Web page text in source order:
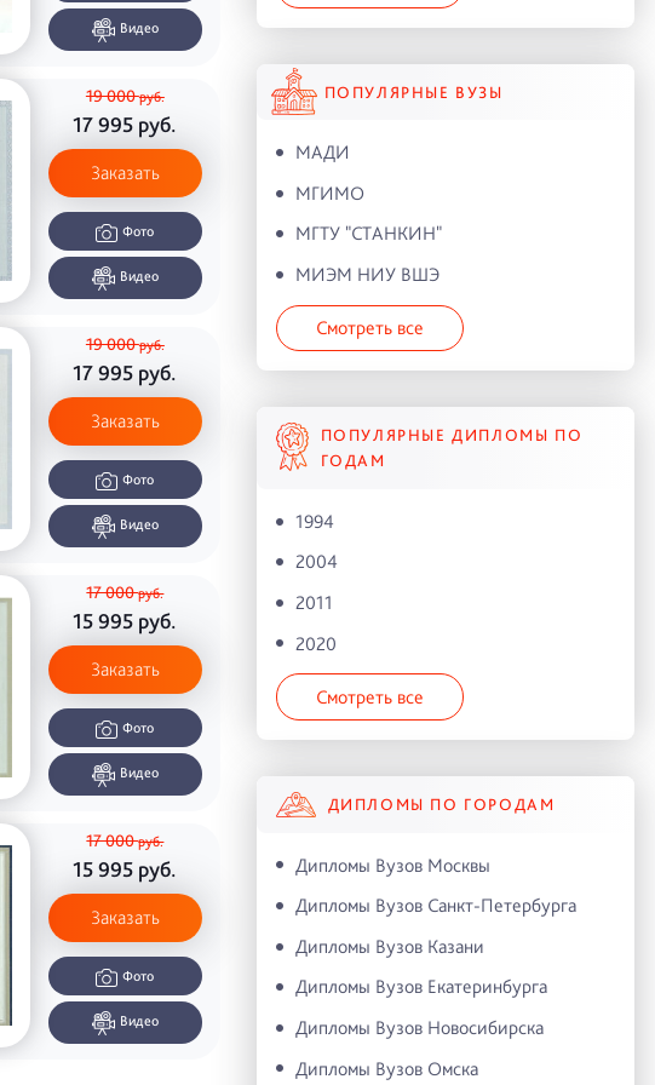
Видео
19 000руб.
17 995 руб.
Заказать
Фото
Видео
19 000руб.
17 995 руб.
Заказать
Фото
Видео
17 000руб.
15 995 руб.
Заказать
Фото
Видео
17 000руб.
15 995 руб.
Заказать
Фото
Видео
ПОПУЛЯРНЫЕ ВУЗЫ
МАДИ
МГИМО
МГТУ "СТАНКИН"
МИЭМ НИУ ВШЭ
Смотреть все
ПОПУЛЯРНЫЕ ДИПЛОМЫ ПО
ГОДАМ
1994
2004
2011
2020
Смотреть все
ДИПЛОМЫ ПО ГОРОДАМ
Дипломы Вузов Москвы
Дипломы Вузов Санкт-Петербурга
Дипломы Вузов Казани
Дипломы Вузов Екатеринбурга
Дипломы Вузов Новосибирска
Дипломы Вузов Омска